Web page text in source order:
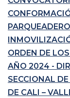
ORDEN DE
AÑO 2024 -
SECCIONAL
DE CALI –